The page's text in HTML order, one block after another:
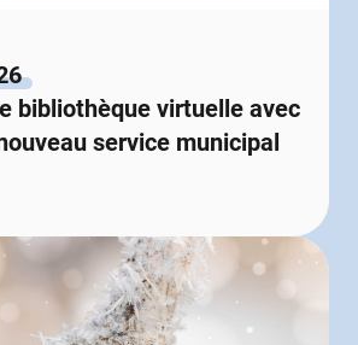
bibliothèque virtuelle avec
service municipal